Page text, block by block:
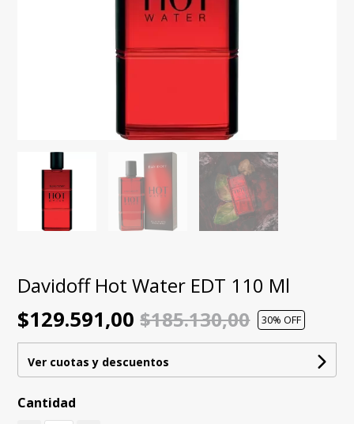
Davidoff Hot Water EDT 110 Ml
$129.591,00$185.130,00 30% OFF
Ver cuotas y descuentos
Cantidad